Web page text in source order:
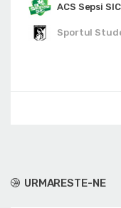
ACS Sepsi
Sportul
URMARESTE-NE